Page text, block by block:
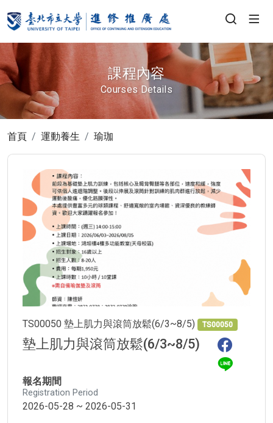
課程內容
Courses Details
首頁 運動養生 瑜珈
TS00050 墊上肌力與滾筒放鬆(6/3~8/5) TS00050
墊上肌力與滾筒放鬆(6/3~8/5)
報名期間
Registration Period
2026-05-28 ~ 2026-05-31